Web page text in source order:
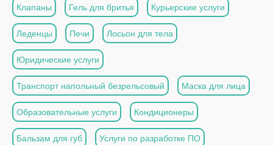
Клапаны Гель для бритья Курьерские услуги
Леденцы Печи Лосьон для тела
Юридические услуги
Транспорт напольный безрельсовый Маска для лица
Образовательные услуги Кондиционеры
Бальзам для губ Услуги по разработке ПО